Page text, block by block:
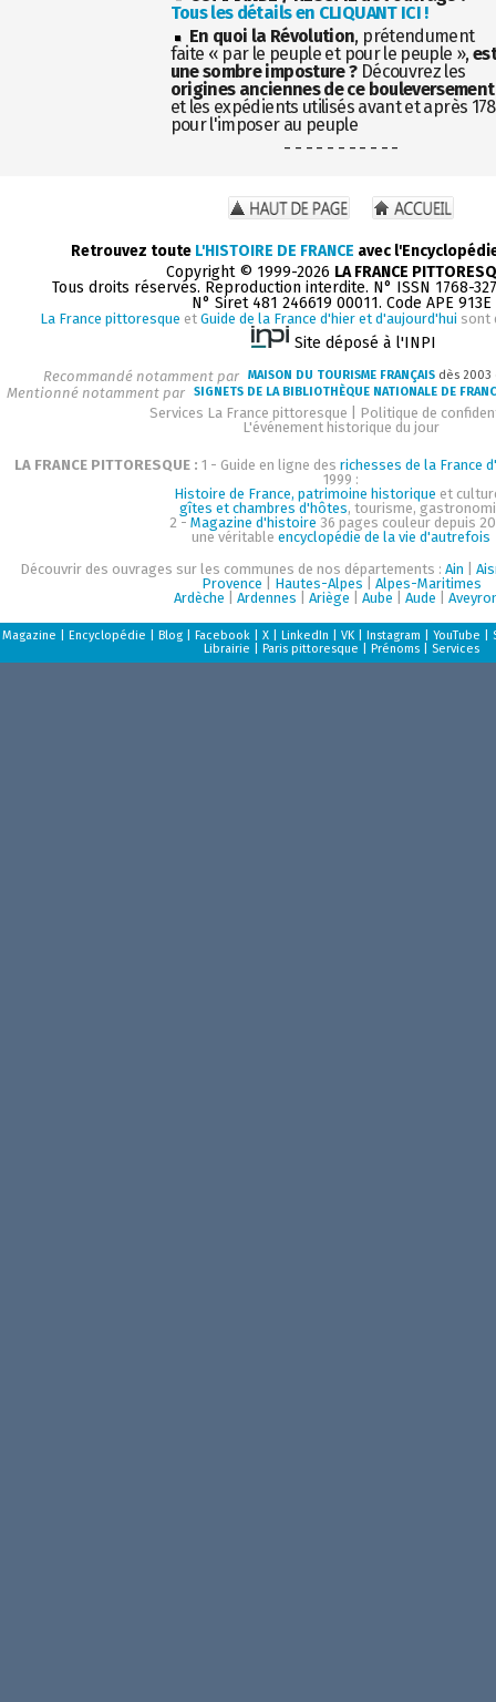
Tous les détails en CLIQUANT ICI !
En quoi la Révolution, prétendument
faite « par le peuple et pour le peuple »,
une sombre imposture ?Découvrez les
origines anciennes de ce bouleversement
et les expédients utilisés avant et après
pour l'imposer au peuple
- - - - - - - - - - -
Retrouvez toute L'HISTOIRE DE FRANCE avec
Copyright © 1999-2026 LA FRANCE
Tous droits réservés. Reproduction interdite. N° ISSN 1768-
N° Siret 481 246619 00011. Code APE 913E
La France pittoresque et Guide de la France d'hier et d'aujourd'hui sont
Site déposé à l'INPI
Recommandé notamment par MAISON DU TOURISME FRANÇAIS dès
Mentionné notamment par SIGNETS DE LA BIBLIOTHÈQUE NATIONALE DE
Services La France pittoresque
Politique de
L'événement historique du jour
LA FRANCE PITTORESQUE : 1 - Guide en ligne des richesses de la France
1999 :
Histoire de France, patrimoine historique et
gîtes et chambres d'hôtes, tourisme,
2 - Magazine d'histoire 36 pages couleur depuis
une véritable encyclopédie de la vie d'autrefois
Découvrir des ouvrages sur les communes de nos départements : Ain
Provence
Hautes-Alpes
Alpes-Maritimes
Ardèche
Ardennes Ariège Aube Aude
Magazine Encyclopédie Blog| Facebook| X| LinkedIn VK| Instagram YouTube
Librairie
Paris pittoresque Prénoms| Services